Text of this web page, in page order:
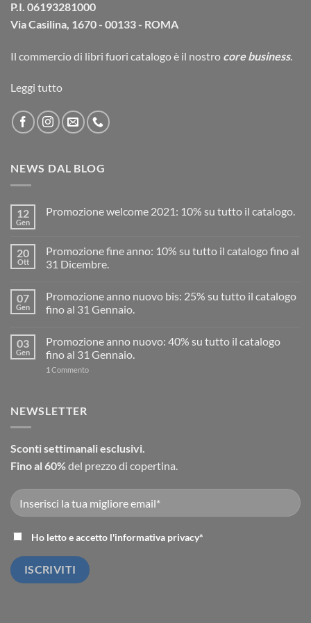
P.I. 06193281000
Via Casilina, 1670 - 00133 - ROMA
Il commercio di libri fuori catalogoè il nostro core business.
Leggi tutto
NEWS DAL BLOG
12
Gen
Promozione welcome 2021: 10% su tutto il catalogo.
20
Ott
Promozione fine anno: 10% su tutto il catalogo fino al
31 Dicembre.
07
Gen
Promozione anno nuovo bis: 25% su tutto il catalogo
fino al 31 Gennaio.
03
Gen
Promozione anno nuovo: 40% su tutto il catalogo
fino al 31 Gennaio.
1 Commento
NEWSLETTER
Sconti settimanali esclusivi.
Fino al 60%del prezzo di copertina.
Ho letto e accetto l'informativa privacy*